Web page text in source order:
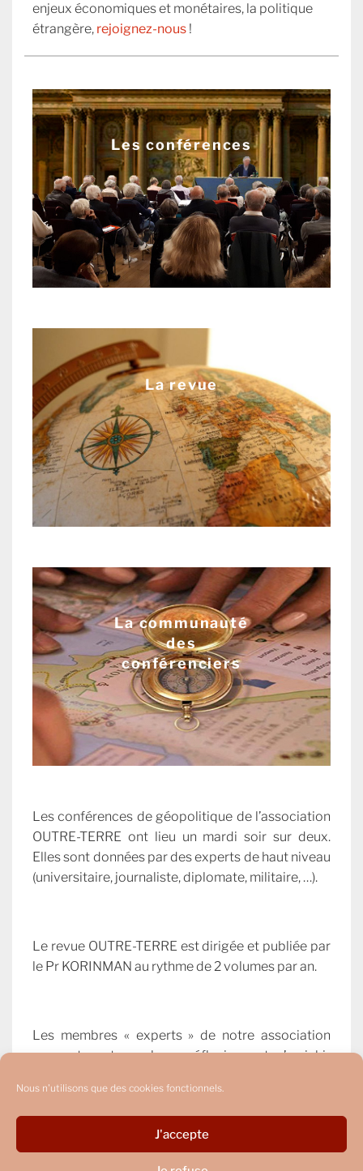
Nous n'utilisons que des cookies fonctionnels.
J'accepte
enjeux économiques et monétaires, la politique
étrangère, rejoignez-nous !
Les conférences
La revue
La communauté
des
conférenciers
Les conférences de géopolitique de l’association
OUTRE-TERRE ont lieu un mardi soir sur deux.
Elles sont données par des experts de haut niveau
(universitaire, journaliste, diplomate, militaire, …).
Le revue OUTRE-TERRE est dirigée et publiée par
le Pr KORINMAN au rythme de 2 volumes par an.
Les membres « experts » de notre association
peuvent partager leurs réflexions et s’enrichir
. Tous droits réservés.